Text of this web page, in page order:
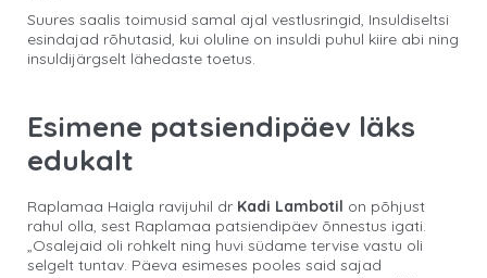
Suures saalis toimusid samal ajal vestlusringid, Insuldiseltsi
esindajad rõhutasid, kui oluline on insuldi puhul kiire abi ning
insuldijärgselt lähedaste toetus.
Esimene patsiendipäev läks
edukalt
Raplamaa Haigla ravijuhil dr Kadi Lambotil on põhjust
rahul olla, sest Raplamaa patsiendipäev õnnestus igati.
„Osalejaid oli rohkelt ning huvi südame tervise vastu oli
selgelt tuntav. Päeva esimeses pooles said sajad